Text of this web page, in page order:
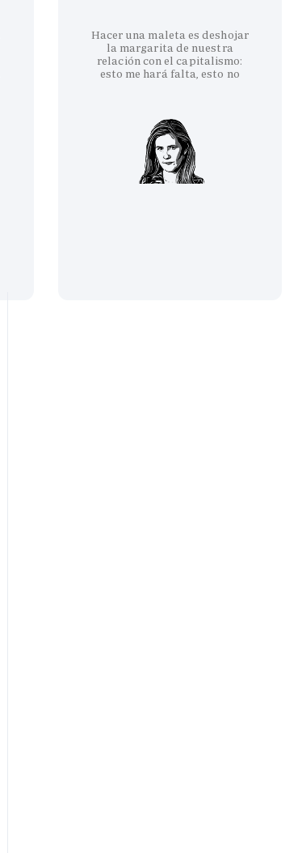
Hacer una maleta es deshojar
la margarita de nuestra
relación con el capitalismo:
esto me hará falta, esto no